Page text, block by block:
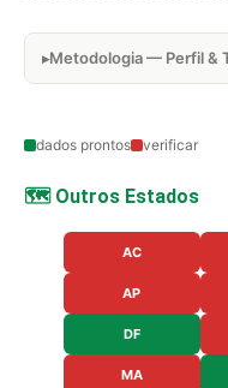
Metodologia — Perfil &
dados prontos verificar
🗺️ Outros Estados
AC
AP
DF
MA